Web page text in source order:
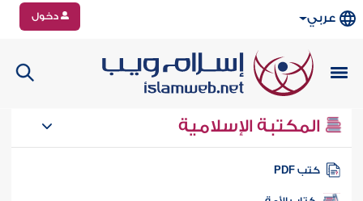
عربي دخول
المكتبة الإسلامية
كتب PDF